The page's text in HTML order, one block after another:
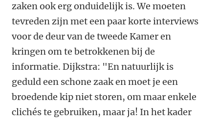
zaken ook erg onduidelijk is. We moeten
tevreden zijn met een paar korte interviews
voor de deur van de tweede Kamer en
kringen om te betrokkenen bij de
informatie. Dijkstra: "En natuurlijk is
geduld een schone zaak en moet je een
broedende kip niet storen, om maar enkele
clichés te gebruiken, maar ja! In het kader